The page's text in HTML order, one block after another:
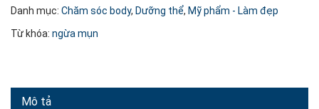
Danh mục: Chăm sóc body, Dưỡng thể, Mỹ phẩm - Làm đẹp
Từ khóa: ngừa mụn
Mô tả